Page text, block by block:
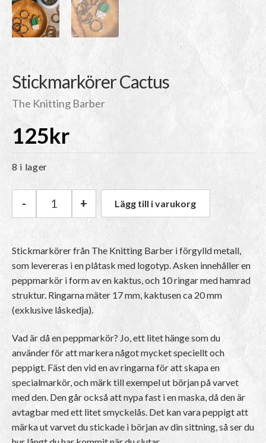
Stickmarkörer Cactus
The Knitting Barber
125kr
8 i lager
The Knitting Barber Stickmarkörer Cactus
- + Lägg till i varukorg
Stickmarkörer från The Knitting Barber i förgylld metall,
som levereras i en plåtask med logotyp. Asken innehåller en
peppmarkör i form av en kaktus, och 10 ringar med hamrad
struktur. Ringarna mäter 17 mm, kaktusen ca 20 mm
(exklusive låskedja).
Vad är då en peppmarkör? Jo, ett litet hänge som du
använder för att markera något mycket speciellt och
peppigt. Fäst den vid en av ringarna för att skapa en
specialmarkör, och märk till exempel ut början på varvet
med den. Den går också att nypa fast i en maska, då den är
avtagbar med ett litet smyckelås. Det kan vara peppigt att
märka ut varvet du stickade i början av din sittning, så ser du